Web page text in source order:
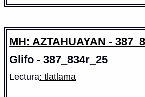
MH: AZTAHUAYAN -
Glifo - 387_834r_25
Lectura: tlatlama